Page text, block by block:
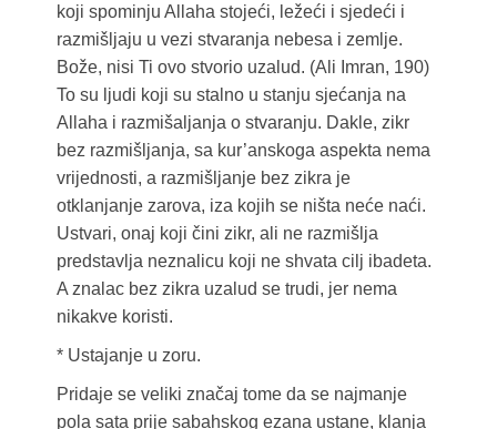
koji spominju Allaha stojeći, ležeći i sjedeći i
razmišljaju u vezi stvaranja nebesa i zemlje.
Bože, nisi Ti ovo stvorio uzalud. (Ali Imran, 190)
To su ljudi koji su stalno u stanju sjećanja na
Allaha i razmišaljanja o stvaranju. Dakle, zikr
bez razmišljanja, sa kur’anskoga aspekta nema
vrijednosti, a razmišljanje bez zikra je
otklanjanje zarova, iza kojih se ništa neće naći.
Ustvari, onaj koji čini zikr, ali ne razmišlja
predstavlja neznalicu koji ne shvata cilj ibadeta.
A znalac bez zikra uzalud se trudi, jer nema
nikakve koristi.
* Ustajanje u zoru.
Pridaje se veliki značaj tome da se najmanje
pola sata prije sabahskog ezana ustane, klanja